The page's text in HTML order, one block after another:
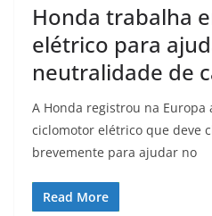
Honda trabalha
elétrico para
neutralidade de
A Honda registrou na Europa
ciclomotor elétrico que deve
brevemente para ajudar no
Read More